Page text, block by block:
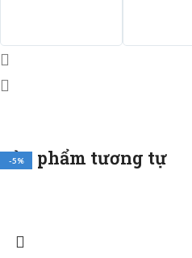
Sản phẩm tương tự
-5%
-5%
-5%
-5%